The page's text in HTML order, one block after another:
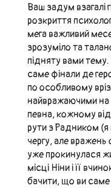
Ваш задум взагалі
розкриття
мега важливий
зрозуміло та
підняту вами
саме фінали де
по особливому
найвражаючими
певна, кожному
рути з Радником (я
чергу, але
уже прокинулася
місці Ніни і її
бачити, що ви саме